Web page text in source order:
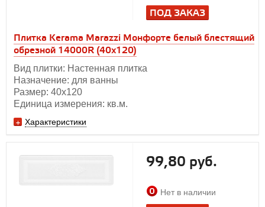
Плитка Kerama Marazzi Монфорте белый блестящий
обрезной 14000R (40x120)
Вид плитки: Настенная плитка
Назначение: для ванны
Размер: 40х120
Единица измерения: кв.м.
Характеристики
ПОД ЗАКАЗ
99,80 руб.
Нет в наличии